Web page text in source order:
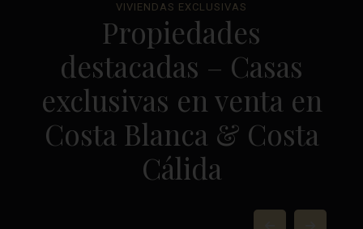
VIVIENDAS EXCLUSIVAS
Propiedades
destacadas – Casas
exclusivas en venta en
Costa Blanca & Costa
Cálida